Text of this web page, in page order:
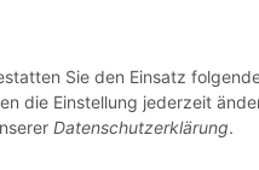
Sie den Einsatz
die Einstellung jederzeit
Datenschutzerklärung.